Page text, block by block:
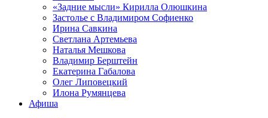
«Задние мысли» Кирилла Олюшкина
Застолье с Владимиром Софиенко
Ирина Савкина
Светлана Артемьева
Наталья Мешкова
Владимир Берштейн
Екатерина Габалова
Олег Липовецкий
Илона Румянцева
Афиша